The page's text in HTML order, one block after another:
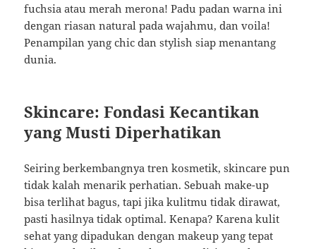
fuchsia atau merah merona! Padu padan warna ini
dengan riasan natural pada wajahmu, dan voila!
Penampilan yang chic dan stylish siap menantang
dunia.
Skincare: Fondasi Kecantikan
yang Musti Diperhatikan
Seiring berkembangnya tren kosmetik, skincare pun
tidak kalah menarik perhatian. Sebuah make-up
bisa terlihat bagus, tapi jika kulitmu tidak dirawat,
pasti hasilnya tidak optimal. Kenapa? Karena kulit
sehat yang dipadukan dengan makeup yang tepat